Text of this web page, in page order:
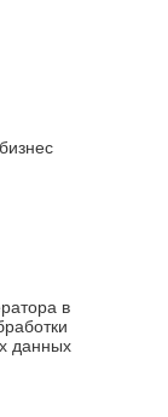
в
данных